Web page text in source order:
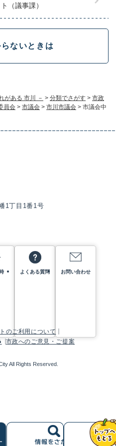
ある 市川 － > 分類でさがす > 市政
員会 > 市議会 > 市川市議会 > 市議会中
（議事課）
らないときは
1丁目1番1号
よくある質問 お問い合わせ
のご利用について
市政へのご意見・ご提案
All Rights Reserved.